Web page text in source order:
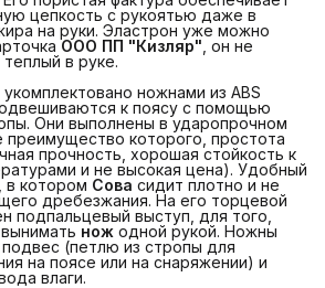
цепкость с рукоятью даже в
на руки. Эластрон уже можно
ООО ПП "Кизляр" , он не
в руке.
ножнами из ABS
к поясу с помощью
Они выполнены в ударопрочном
преимущество которого, простота
прочность, хорошая стойкость к
и не высокая цена). Удобный
в котором Сова сидит плотно и не
дребезжания. На его торцевой
подпальцевый выступ, для того,
нож одной рукой. Ножны
(петлю из стропы для
на поясе или на снаряжении) и
влаги.